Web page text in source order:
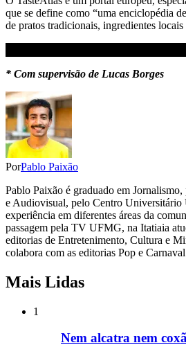
que se define como “uma enciclopédia
de pratos tradicionais, ingredientes locais
* Com supervisão de Lucas Borges
PorPablo Paixão
Pablo Paixão é graduado em
e Audiovisual, pelo Centro
experiência em diferentes áreas da
passagem pela TV UFMG, na Itatiaia
editorias de Entretenimento, Cultura e
colabora com as editorias Pop e
Mais Lidas
1
Nem alcatra nem